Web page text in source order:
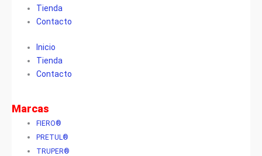
Tienda
Contacto
Inicio
Tienda
Contacto
Marcas
FIERO®
PRETUL®
TRUPER®
TRUPER®
cantidad